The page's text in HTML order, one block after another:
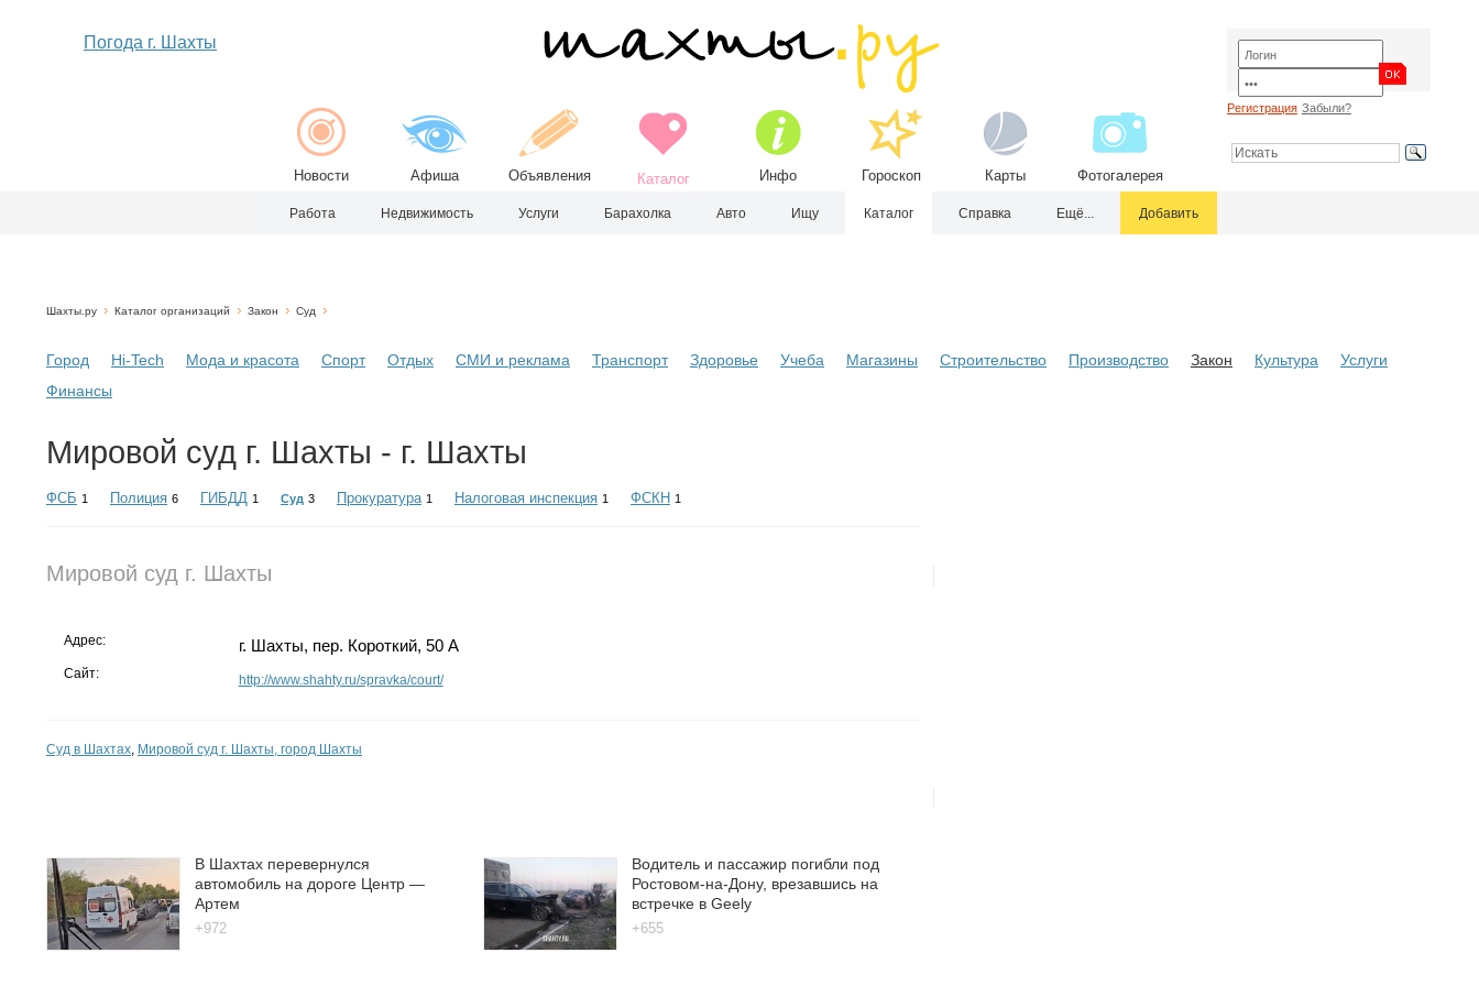
Погода г. Шахты
Новости Афиша Объявления Каталог Инфо Гороскоп Карты Фотогалерея
Регистрация Забыли?
Работа Недвижимость Услуги Барахолка Авто Ищу Каталог Справка Ещё... Добавить
Шахты.ру Каталог организаций Закон Суд
Город Hi-Tech Мода и красота Спорт Отдых СМИ и реклама Транспорт Здоровье Учеба Магазины Строительство Производство Закон Культура
Услуги
Финансы
Мировой суд г. Шахты - г. Шахты
ФСБ 1 Полиция 6 ГИБДД 1 Суд 3 Прокуратура 1 Налоговая инспекция 1 ФСКН 1
Мировой суд г. Шахты
Адрес: г. Шахты, пер. Короткий, 50 А
Сайт: http://www.shahty.ru/spravka/court/
Суд в Шахтах, Мировой суд г. Шахты, город Шахты
В Шахтах перевернулся
автомобиль на дороге Центр —
Артем
+972
Водитель и пассажир погибли под
Ростовом-на-Дону, врезавшись на
встречке в Geely
+655